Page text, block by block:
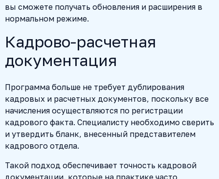
вы сможете получать обновления и расширения в
нормальном режиме.
Кадрово-расчетная
документация
Программа больше не требует дублирования
кадровых и расчетных документов, поскольку все
начисления осуществляются по регистрации
кадрового факта. Специалисту необходимо сверить
и утвердить бланк, внесенный представителем
кадрового отдела.
Такой подход обеспечивает точность кадровой
документации, которые на практике часто